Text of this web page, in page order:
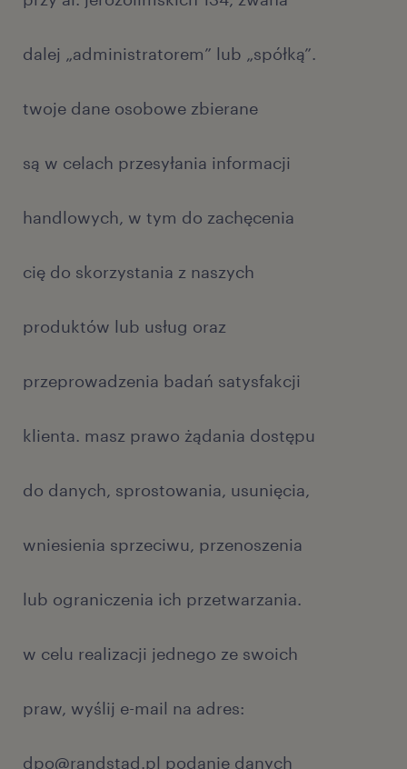
dalej „administratorem” lub „spółką”.
twoje dane osobowe zbierane
są w celach przesyłania informacji
handlowych, w tym do zachęcenia
cię do skorzystania z naszych
produktów lub usług oraz
przeprowadzenia badań satysfakcji
klienta. masz prawo żądania dostępu
do danych, sprostowania, usunięcia,
wniesienia sprzeciwu, przenoszenia
lub ograniczenia ich przetwarzania.
w celu realizacji jednego ze swoich
praw, wyślij e-mail na adres:
dpo@randstad.pl podanie danych